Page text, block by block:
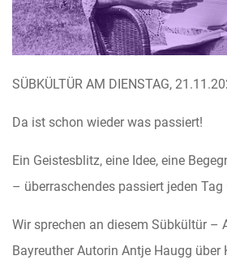
SÜBKÜLTÜR AM DIENSTAG,
Da ist schon wieder was passiert!
Ein Geistesblitz, eine Idee, eine
– überraschendes passiert jeden Tag
Wir sprechen an diesem Sübkültür –
Bayreuther Autorin Antje Haugg über